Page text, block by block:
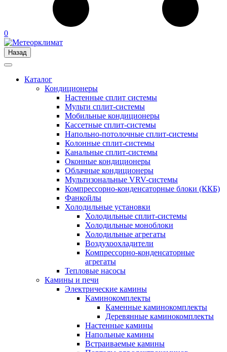
0
Назад
Каталог
Кондиционеры
Настенные сплит системы
Мульти сплит-системы
Мобильные кондиционеры
Кассетные сплит-системы
Напольно-потолочные сплит-системы
Колонные сплит-системы
Канальные сплит-системы
Оконные кондиционеры
Облачные кондиционеры
Мультизональные VRV-системы
Компрессорно-конденсаторные блоки (ККБ)
Фанкойлы
Холодильные установки
Холодильные сплит-системы
Холодильные моноблоки
Холодильные агрегаты
Воздухоохладители
Компрессорно-конденсаторные
агрегаты
Тепловые насосы
Камины и печи
Электрические камины
Каминокомплекты
Каменные каминокомплекты
Деревянные каминокомплекты
Настенные камины
Напольные камины
Встраиваемые камины